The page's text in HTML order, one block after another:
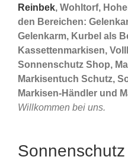
Reinbek, Wohltorf,
den Bereichen:
Gelenkarm, Kurbel als
Kassettenmarkisen,
Sonnenschutz Shop,
Markisentuch Schutz,
Markisen-Händler und
Willkommen bei uns.